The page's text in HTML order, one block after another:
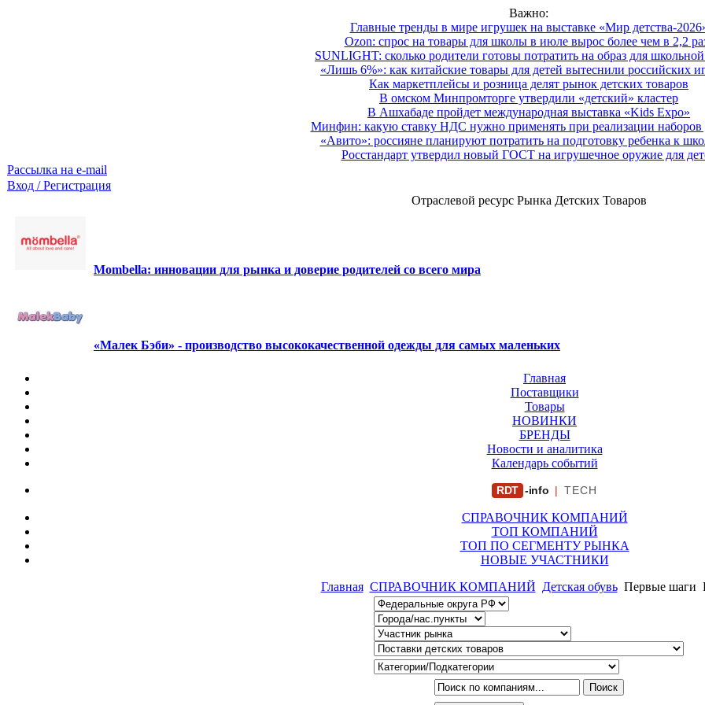
Важно:
Главные тренды в мире игрушек на выставке «Мир детства-
Ozon: спрос на товары для школы в июле вырос более чем в 2,2
SUNLIGHT: сколько родители готовы потратить на образ для
«Лишь 6%»: как китайские товары для детей вытеснили российских
Как маркетплейсы и розница делят рынок детских товаров
В омском Минпромторге утвердили «детский» кластер
В Ашхабаде пройдет международная выставка «Kids Expo»
Минфин: какую ставку НДС нужно применять при реализации наборов
«Авито»: россияне планируют потратить на подготовку ребенка к
Росстандарт утвердил новый ГОСТ на игрушечное оружие для
Рассылка на e-mail
Вход / Регистрация
Отраслевой ресурс Рынка Детских Товаров
Mombella: инновации для рынка и доверие родителей со всего мира
«Малек Бэби» - производство высококачественной одежды для самых маленьких
Главная
Поставщики
Товары
НОВИНКИ
БРЕНДЫ
Новости и аналитика
Календарь событий
RDT -info | TECH
СПРАВОЧНИК КОМПАНИЙ
ТОП КОМПАНИЙ
ТОП ПО СЕГМЕНТУ РЫНКА
НОВЫЕ УЧАСТНИКИ
Главная СПРАВОЧНИК КОМПАНИЙ Детская обувь Первые шаги